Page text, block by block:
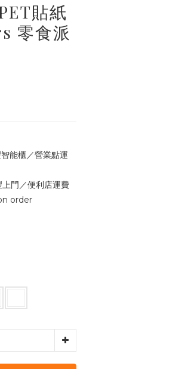
貼紙
零食派
能櫃／營業點運
門／便利店運費
order